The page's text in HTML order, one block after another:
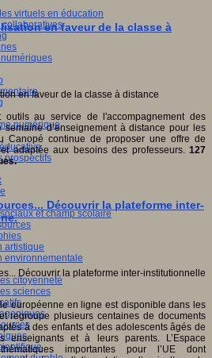
virtuels en éducation
collaboratives
numérique
prospectifs
et champ scolaire
artistique
environnementale
citoyenneté
sciences
en faveur de la classe à
outils au service de l'accompagnement des
d’enseignement à distance pour les
Canopé continue de proposer une offre de
adaptée aux besoins des professeurs. 127
Découvrir la plateforme inter-
européenne en ligne est disponible dans les
regroupe plusieurs centaines de documents
à des enfants et des adolescents âgés de
et à leurs parents. L’Espace
importantes pour l’UE dont